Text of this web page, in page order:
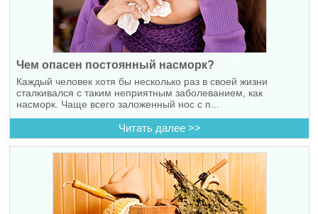
Чем опасен постоянный насморк?
Каждый человек хотя бы несколько раз в своей жизни
сталкивался с таким неприятным заболеванием, как
насморк. Чаще всего заложенный нос с п...
Читать далее >>